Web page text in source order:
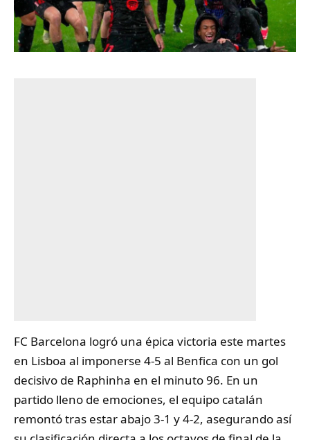
FC Barcelona logró una épica victoria este martes
en Lisboa al imponerse 4-5 al Benfica con un gol
decisivo de Raphinha en el minuto 96. En un
partido lleno de emociones, el equipo catalán
remontó tras estar abajo 3-1 y 4-2, asegurando así